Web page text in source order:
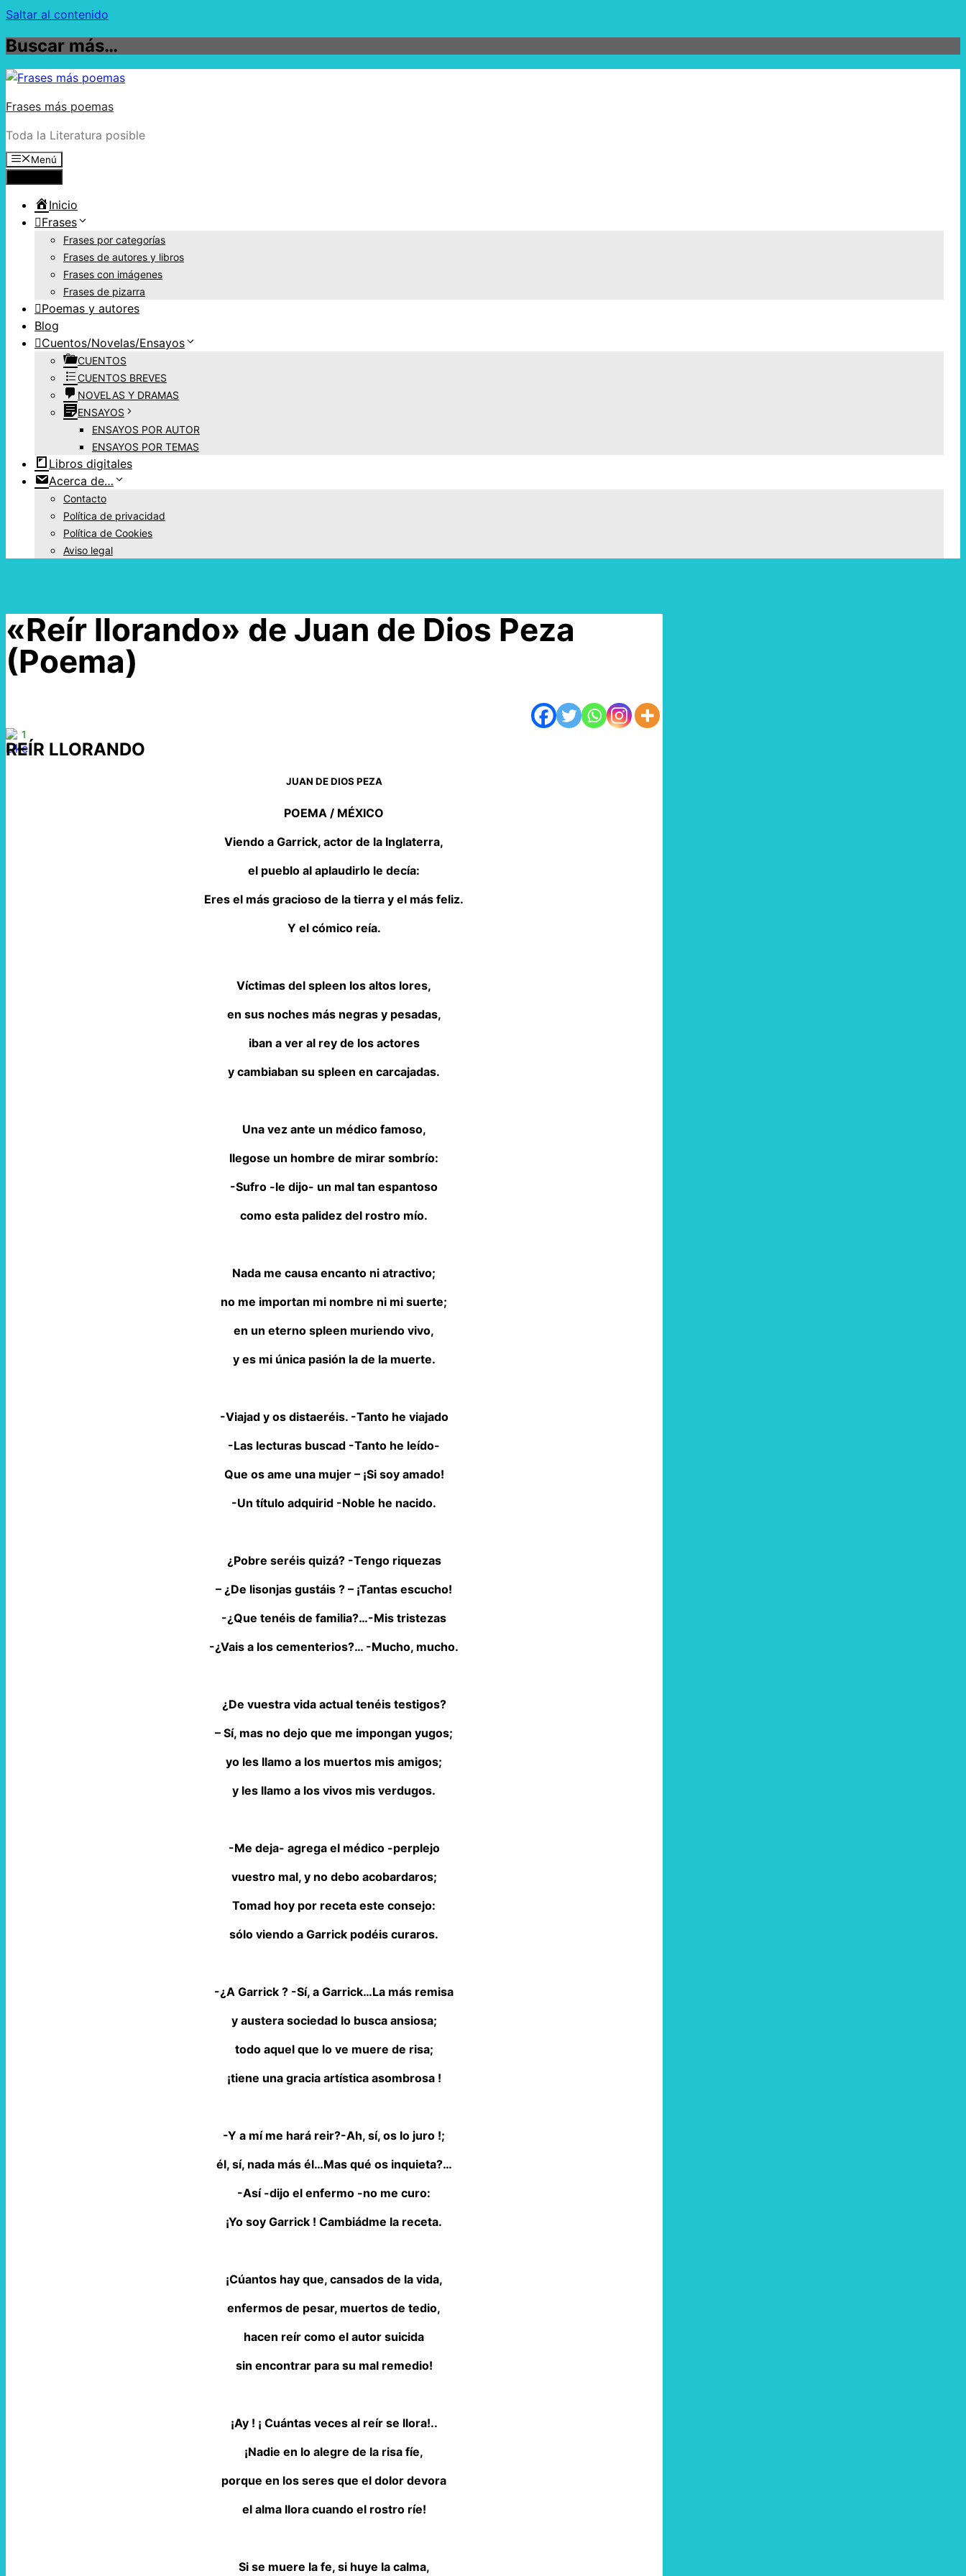
Saltar al contenido
Buscar más…
Frases más poemas
Toda la Literatura posible
Menú
Inicio
Frases
Frases por categorías
Frases de autores y libros
Frases con imágenes
Frases de pizarra
Poemas y autores
Blog
Cuentos/Novelas/Ensayos
CUENTOS
CUENTOS BREVES
NOVELAS Y DRAMAS
ENSAYOS
ENSAYOS POR AUTOR
ENSAYOS POR TEMAS
Libros digitales
Acerca de…
Contacto
Política de privacidad
Política de Cookies
Aviso legal
«Reír llorando» de Juan de Dios Peza
(Poema)
1
REÍR LLORANDO
JUAN DE DIOS PEZA
POEMA / MÉXICO
Viendo a Garrick, actor de la Inglaterra,
el pueblo al aplaudirlo le decía:
Eres el más gracioso de la tierra y el más feliz.
Y el cómico reía.
Víctimas del spleen los altos lores,
en sus noches más negras y pesadas,
iban a ver al rey de los actores
y cambiaban su spleen en carcajadas.
Una vez ante un médico famoso,
llegose un hombre de mirar sombrío:
-Sufro -le dijo- un mal tan espantoso
como esta palidez del rostro mío.
Nada me causa encanto ni atractivo;
no me importan mi nombre ni mi suerte;
en un eterno spleen muriendo vivo,
y es mi única pasión la de la muerte.
-Viajad y os distaeréis. -Tanto he viajado
-Las lecturas buscad -Tanto he leído-
Que os ame una mujer – ¡Si soy amado!
-Un título adquirid -Noble he nacido.
¿Pobre seréis quizá? -Tengo riquezas
– ¿De lisonjas gustáis ? – ¡Tantas escucho!
-¿Que tenéis de familia?…-Mis tristezas
-¿Vais a los cementerios?… -Mucho, mucho.
¿De vuestra vida actual tenéis testigos?
– Sí, mas no dejo que me impongan yugos;
yo les llamo a los muertos mis amigos;
y les llamo a los vivos mis verdugos.
-Me deja- agrega el médico -perplejo
vuestro mal, y no debo acobardaros;
Tomad hoy por receta este consejo:
sólo viendo a Garrick podéis curaros.
-¿A Garrick ? -Sí, a Garrick…La más remisa
y austera sociedad lo busca ansiosa;
todo aquel que lo ve muere de risa;
¡tiene una gracia artística asombrosa !
-Y a mí me hará reir?-Ah, sí, os lo juro !;
él, sí, nada más él…Mas qué os inquieta?…
-Así -dijo el enfermo -no me curo:
¡Yo soy Garrick ! Cambiádme la receta.
¡Cúantos hay que, cansados de la vida,
enfermos de pesar, muertos de tedio,
hacen reír como el autor suicida
sin encontrar para su mal remedio!
¡Ay ! ¡ Cuántas veces al reír se llora!..
¡Nadie en lo alegre de la risa fíe,
porque en los seres que el dolor devora
el alma llora cuando el rostro ríe!
Si se muere la fe, si huye la calma,